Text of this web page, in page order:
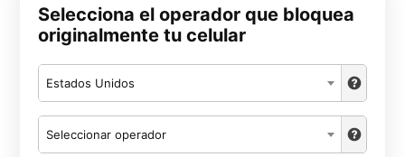
Selecciona el operador que bloquea
originalmente tu celular
Estados Unidos
Seleccionar operador